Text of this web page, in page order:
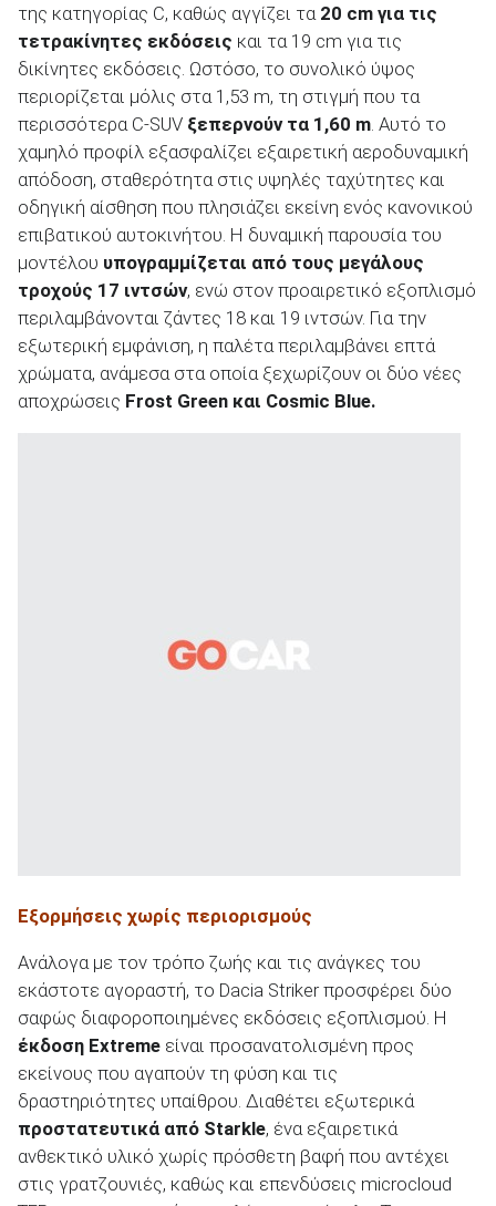
της κατηγορίας C, καθώς αγγίζει τα 20 cm για τις
τετρακίνητες εκδόσεις και τα 19 cm για τις
δικίνητες εκδόσεις. Ωστόσο, το συνολικό ύψος
περιορίζεται μόλις στα 1,53 m, τη στιγμή που τα
περισσότερα C-SUV ξεπερνούν τα 1,60 m . Αυτό το
χαμηλό προφίλ εξασφαλίζει εξαιρετική αεροδυναμική
απόδοση, σταθερότητα στις υψηλές ταχύτητες και
οδηγική αίσθηση που πλησιάζει εκείνη ενός κανονικού
επιβατικού αυτοκινήτου. Η δυναμική παρουσία του
μοντέλου υπογραμμίζεται από τους μεγάλους
τροχούς 17 ιντσών, ενώ στον προαιρετικό εξοπλισμό
περιλαμβάνονται ζάντες 18 και 19 ιντσών. Για την
εξωτερική εμφάνιση, η παλέτα περιλαμβάνει επτά
χρώματα, ανάμεσα στα οποία ξεχωρίζουν οι δύο νέες
αποχρώσεις Frost Green και Cosmic Blue.
Εξορμήσεις χωρίς περιορισμούς
Ανάλογα με τον τρόπο ζωής και τις ανάγκες του
εκάστοτε αγοραστή, το Dacia Striker προσφέρει δύο
σαφώς διαφοροποιημένες εκδόσεις εξοπλισμού. Η
έκδοση Extreme είναι προσανατολισμένη προς
εκείνους που αγαπούν τη φύση και τις
δραστηριότητες υπαίθρου. Διαθέτει εξωτερικά
προστατευτικά από Starkle, ένα εξαιρετικά
ανθεκτικό υλικό χωρίς πρόσθετη βαφή που αντέχει
στις γρατζουνιές, καθώς και επενδύσεις microcloud